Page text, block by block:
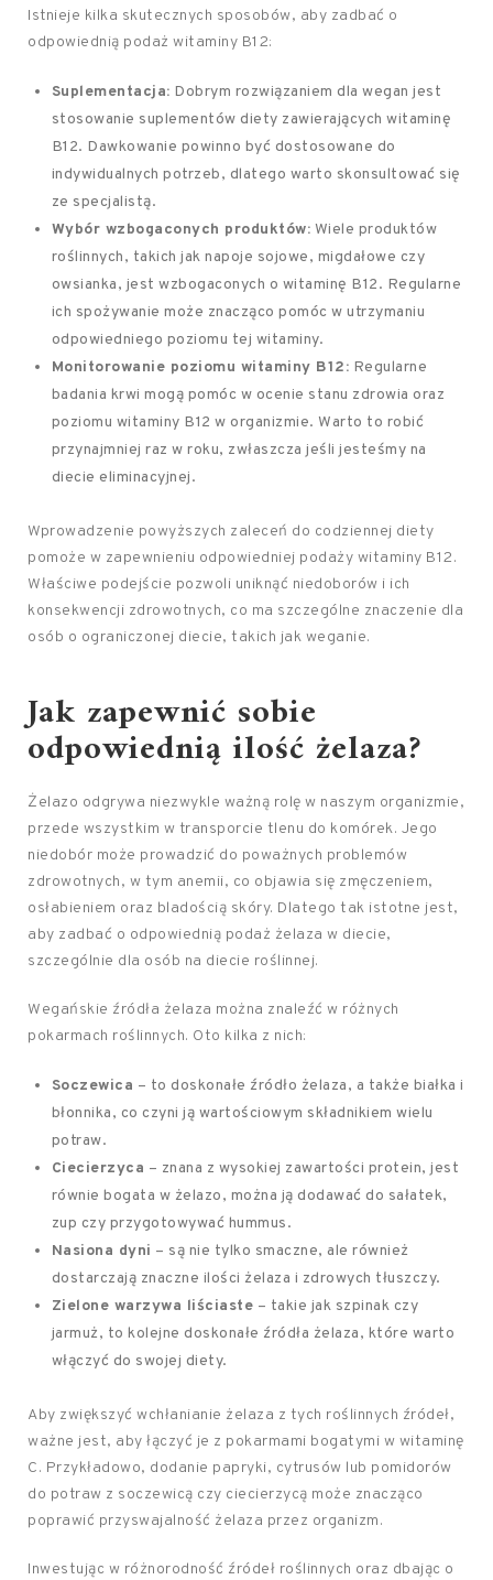
Istnieje kilka skutecznych sposobów, aby zadbać o
odpowiednią podaż witaminy B12:
Suplementacja: Dobrym rozwiązaniem dla wegan jest
stosowanie suplementów diety zawierających witaminę
B12. Dawkowanie powinno być dostosowane do
indywidualnych potrzeb, dlatego warto skonsultować się
ze specjalistą.
Wybór wzbogaconych produktów: Wiele produktów
roślinnych, takich jak napoje sojowe, migdałowe czy
owsianka, jest wzbogaconych o witaminę B12. Regularne
ich spożywanie może znacząco pomóc w utrzymaniu
odpowiedniego poziomu tej witaminy.
Monitorowanie poziomu witaminy B12: Regularne
badania krwi mogą pomóc w ocenie stanu zdrowia oraz
poziomu witaminy B12 w organizmie. Warto to robić
przynajmniej raz w roku, zwłaszcza jeśli jesteśmy na
diecie eliminacyjnej.
Wprowadzenie powyższych zaleceń do codziennej diety
pomoże w zapewnieniu odpowiedniej podaży witaminy B12.
Właściwe podejście pozwoli uniknąć niedoborów i ich
konsekwencji zdrowotnych, co ma szczególne znaczenie dla
osób o ograniczonej diecie, takich jak weganie.
Jak zapewnić sobie
odpowiednią ilość żelaza?
Żelazo odgrywa niezwykle ważną rolę w naszym organizmie,
przede wszystkim w transporcie tlenu do komórek. Jego
niedobór może prowadzić do poważnych problemów
zdrowotnych, w tym anemii, co objawia się zmęczeniem,
osłabieniem oraz bladością skóry. Dlatego tak istotne jest,
aby zadbać o odpowiednią podaż żelaza w diecie,
szczególnie dla osób na diecie roślinnej.
Wegańskie źródła żelaza można znaleźć w różnych
pokarmach roślinnych. Oto kilka z nich:
Soczewica – to doskonałe źródło żelaza, a także białka i
błonnika, co czyni ją wartościowym składnikiem wielu
potraw.
Ciecierzyca – znana z wysokiej zawartości protein, jest
równie bogata w żelazo, można ją dodawać do sałatek,
zup czy przygotowywać hummus.
Nasiona dyni – są nie tylko smaczne, ale również
dostarczają znaczne ilości żelaza i zdrowych tłuszczy.
Zielone warzywa liściaste – takie jak szpinak czy
jarmuż, to kolejne doskonałe źródła żelaza, które warto
włączyć do swojej diety.
Aby zwiększyć wchłanianie żelaza z tych roślinnych źródeł,
ważne jest, aby łączyć je z pokarmami bogatymi w witaminę
C. Przykładowo, dodanie papryki, cytrusów lub pomidorów
do potraw z soczewicą czy ciecierzycą może znacząco
poprawić przyswajalność żelaza przez organizm.
Inwestując w różnorodność źródeł roślinnych oraz dbając o